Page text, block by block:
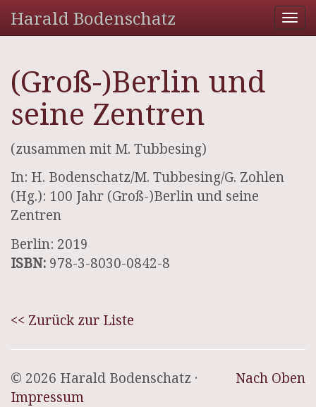
Harald Bodenschatz
(Groß-)Berlin und
seine Zentren
(zusammen mit M. Tubbesing)
In: H. Bodenschatz/M. Tubbesing/G. Zohlen
(Hg.): 100 Jahr (Groß-)Berlin und seine
Zentren
Berlin: 2019
ISBN: 978-3-8030-0842-8
<< Zurück zur Liste
Nach Oben
© 2026 Harald Bodenschatz ·
Impressum